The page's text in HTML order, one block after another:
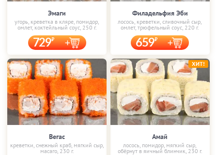
Эмаги
угорь, креветка в кляре, помидор,
омлет, коктейльный соус, 250 г.
729
Филадельфия Эби
лосось, креветки, сливочный сыр,
омлет, трюфельный соус, 220 г.
659
Вегас
креветки, снежный краб, мягкий сыр,
масаго, 230 г.
Амай
лосось, помидор, мягкий сыр,
обёрнут в яичный блинчик, 230 г.
ХИТ!